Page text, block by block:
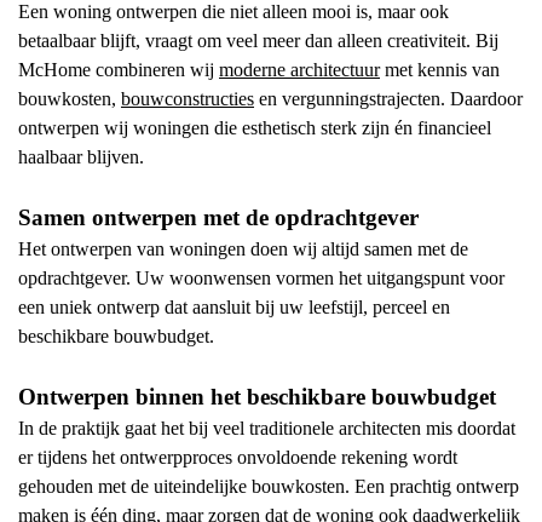
Een woning ontwerpen die niet alleen mooi is, maar ook
betaalbaar blijft, vraagt om veel meer dan alleen creativiteit. Bij
McHome combineren wij moderne architectuurmet kennis van
bouwkosten, bouwconstructies en vergunningstrajecten. Daardoor
ontwerpen wij woningen die esthetisch sterk zijn én financieel
haalbaar blijven.
Samen ontwerpen met de opdrachtgever
Het ontwerpen van woningen doen wij altijd samen met de
opdrachtgever. Uw woonwensen vormen het uitgangspunt voor
een uniek ontwerp dat aansluit bij uw leefstijl, perceel en
beschikbare bouwbudget.
Ontwerpen binnen het beschikbare bouwbudget
In de praktijk gaat het bij veel traditionele architecten mis doordat
er tijdens het ontwerpproces onvoldoende rekening wordt
gehouden met de uiteindelijke bouwkosten. Een prachtig ontwerp
maken is één ding, maar zorgen dat de woning ook daadwerkelijk